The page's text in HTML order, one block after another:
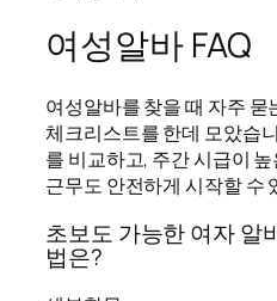
여성알바 FAQ
여성알바를 찾을 때 자주
체크리스트를 한데 모았습
를 비교하고, 주간 시급이
근무도 안전하게 시작할 수
초보도 가능한 여자 알
법은?